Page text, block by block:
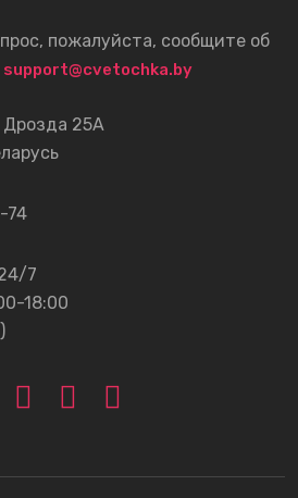
пожалуйста, сообщите об
support@cvetochka.by
Дрозда 25А
74
7
18:00